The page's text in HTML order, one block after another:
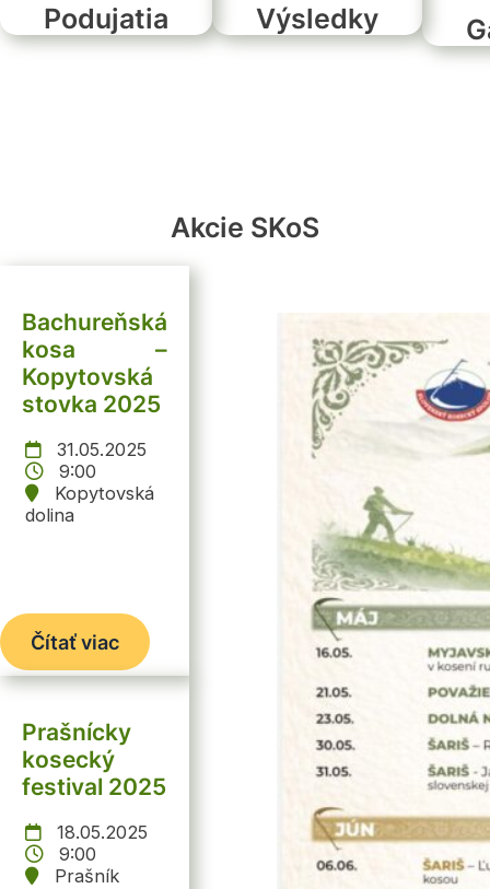
Podujatia Výsledky
Akcie SKoS
Bachureňská
kosa –
Kopytovská
stovka 2025
31.05.2025
9:00
Kopytovská
dolina
Čítať viac
Prašnícky
kosecký
festival 2025
18.05.2025
9:00
Prašník